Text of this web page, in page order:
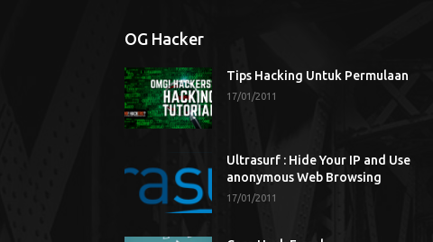
OG Hacker
Tips Hacking Untuk Permulaan
17/01/2011
Ultrasurf : Hide Your IP and Use
anonymous Web Browsing
17/01/2011